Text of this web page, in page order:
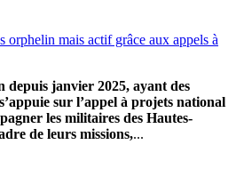
orphelin mais actif grâce aux appels à
depuis janvier 2025, ayant des
sur l’appel à projets national
les militaires des Hautes-
de leurs missions,...